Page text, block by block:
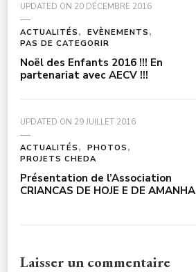
UPDATED ON 20 DÉCEMBRE 2016
ACTUALITÉS
EVÈNEMENTS
PAS DE CATEGORIR
Noël des Enfants 2016 !!! En
partenariat avec AECV !!!
UPDATED ON 29 JUILLET 2016
ACTUALITÉS
PHOTOS
PROJETS CHEDA
Présentation de l’Association
CRIANCAS DE HOJE E DE AMANHA
Laisser un commentaire